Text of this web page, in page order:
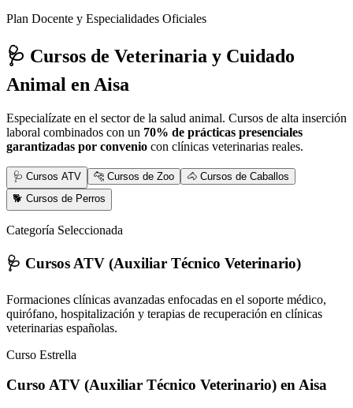
Plan Docente y Especialidades Oficiales
🩺 Cursos de Veterinaria y Cuidado
Animal en Aisa
Especialízate en el sector de la salud animal. Cursos de alta inserción
laboral combinados con un 70% de prácticas presenciales
garantizadas por convenio con clínicas veterinarias reales.
🩺 Cursos ATV 🐆 Cursos de Zoo
🐴 Cursos de Caballos
🐕 Cursos de Perros
Categoría Seleccionada
🩺 Cursos ATV (Auxiliar Técnico Veterinario)
Formaciones clínicas avanzadas enfocadas en el soporte médico,
quirófano, hospitalización y terapias de recuperación en clínicas
veterinarias españolas.
Curso Estrella
Curso ATV (Auxiliar Técnico Veterinario) en Aisa